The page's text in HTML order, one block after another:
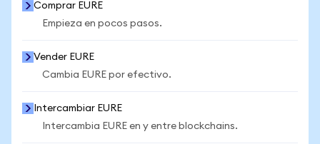
Comprar EURE
Empieza en pocos pasos.
Vender EURE
Cambia EURE por efectivo.
Intercambiar EURE
Intercambia EURE en y entre blockchains.